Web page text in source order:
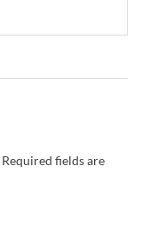
Required fields are